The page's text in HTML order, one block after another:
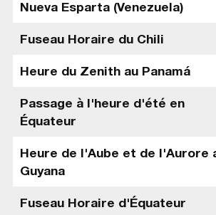
Nueva Esparta (Venezuela)
Fuseau Horaire du Chili
Heure du Zenith au Panamá
Passage à l'heure d'été en
Équateur
Heure de l'Aube et de l'Aurore
Guyana
Fuseau Horaire d'Équateur